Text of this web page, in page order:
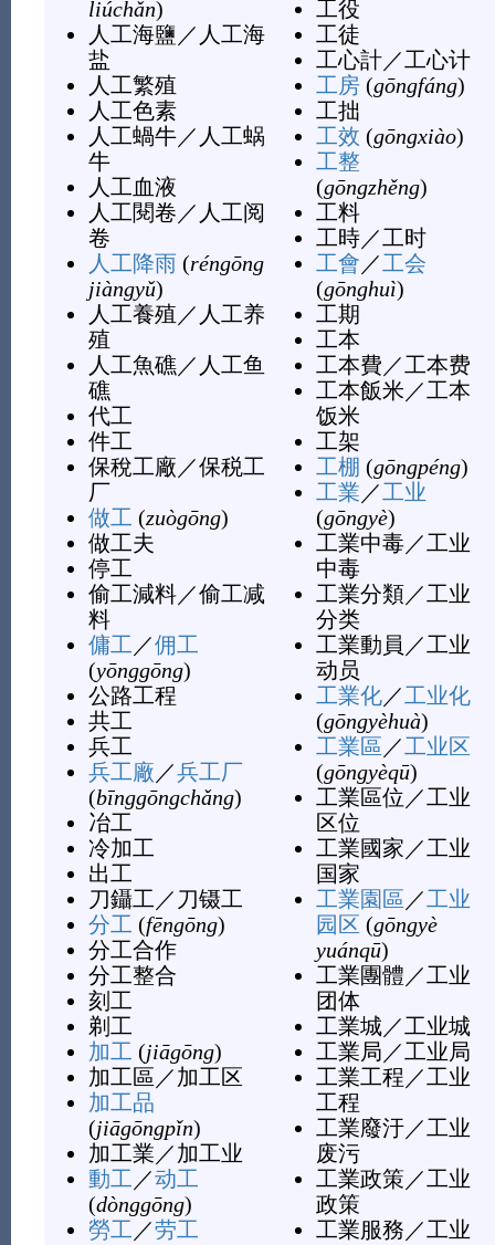
liúchǎn)
人工海鹽 ／ 人工海
盐
人工繁殖
人工色素
人工蝸牛／ 人工蜗
牛
人工血液
人工閱卷 ／ 人工阅
卷
人工降雨(réngōng
jiàngyǔ)
人工養殖 ／ 人工养
殖
人工魚礁／ 人工鱼
礁
代工
件工
保稅工廠 ／保税工
厂
做工 (zuògōng)
做工夫
停工
偷工減料／偷工减
料
傭工 ／佣工
(yōnggōng)
公路工程
共工
兵工
兵工廠 ／兵工厂
(bīnggōngchǎng)
冶工
冷加工
出工
刀鑷工 ／ 刀镊工
分工 (fēngōng)
分工合作
分工整合
刻工
剃工
加工 (jiāgōng)
加工區 ／加工区
加工品
(jiāgōngpǐn)
加工業 ／加工业
動工 ／动工
(dònggōng)
勞工 ／劳工
工役
工徒
工心計／工心计
工房(gōngfáng)
工拙
工效 (gōngxiào)
工整
(gōngzhěng)
工料
工時／工时
工會 ／工会
(gōnghuì)
工期
工本
工本費 ／工本费
工本飯米 ／工本
饭米
工架
工棚 (gōngpéng)
工業 ／工业
(gōngyè)
工業中毒／工业
中毒
工業分類／工业
分类
工業動員 ／工业
动员
工業化／工业化
(gōngyèhuà)
工業區 ／工业区
(gōngyèqū)
工業區位 ／工业
区位
工業國家 ／工业
国家
工業園區 ／工业
园区 (gōngyè
yuánqū)
工業團體 ／工业
团体
工業城／工业城
工業局 ／工业局
工業工程 ／工业
工程
工業廢汙／工业
废污
工業政策 ／工业
政策
工業服務 ／工业